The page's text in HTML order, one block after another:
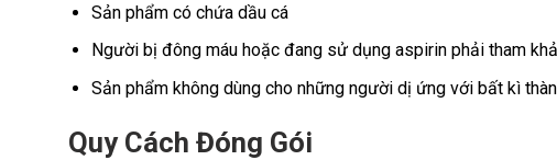
Sản phẩm có chứa dầu cá
Người bị đông máu hoặc đang sử dụng aspirin phải tham
Sản phẩm không dùng cho những người dị ứng với bất kì
Quy Cách Đóng Gói